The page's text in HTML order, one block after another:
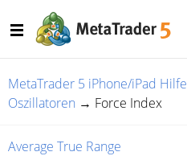
MetaTrader 5 iPhone/iPad Hilfe
Oszillatoren → Force Index
Average True Range